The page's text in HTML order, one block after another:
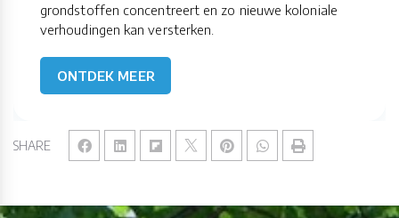
SHARE
grondstoffen concentreert en zo nieuwe koloniale
verhoudingen kan versterken.
ONTDEK MEER